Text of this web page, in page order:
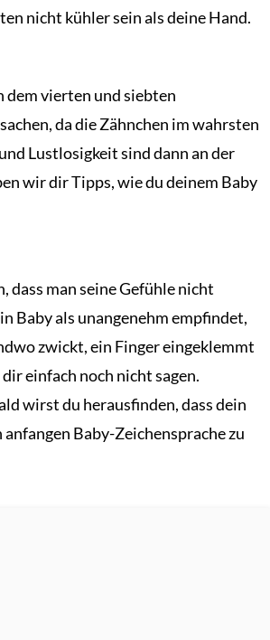
nicht kühler sein als deine Hand.
dem vierten und siebten
da die Zähnchen im wahrsten
Lustlosigkeit sind dann an der
wir dir Tipps, wie du deinem Baby
dass man seine Gefühle nicht
Baby als unangenehm empfindet,
zwickt, ein Finger eingeklemmt
einfach noch nicht sagen.
wirst du herausfinden, dass dein
Baby-Zeichensprache zu